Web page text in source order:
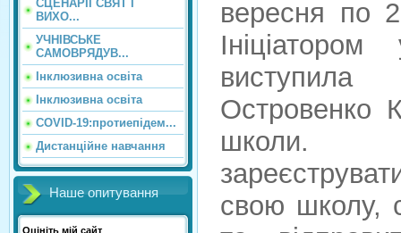
СЦЕНАРІЇ СВЯТ І
ВИХО...
УЧНІВСЬКЕ
САМОВРЯДУВ...
Інклюзивна освіта
Інклюзивна освіта
COVID-19:протиепідем...
Дистанційне навчання
Наше опитування
Оцініть мій сайт
вересня по
виступила
Островенко
школи.
свою школу,